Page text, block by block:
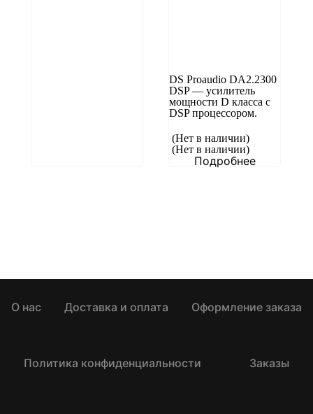
DS Proaudio DA2.2300
DSP — усилитель
мощности D класса с
DSP процессором.
(Нет в наличии)
(Нет в наличии)
Подробнее
О нас Доставка и оплата Оформление заказа
Политика конфиденциальности Заказы